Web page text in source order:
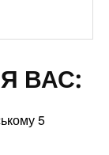
ВАС:
5